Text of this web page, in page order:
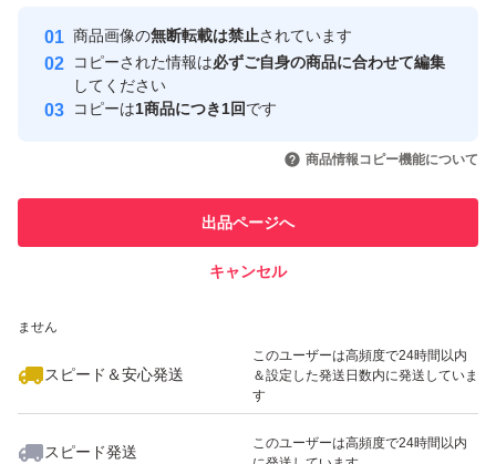
安心取引出品者
心・安全なユーザーです
取引実績
引を完了させた実績があります
での取引実績があります
ません
スピード＆安心発送
このユーザーは高頻度で24時間以内
＆設定した発送日数内に発送していま
す
スピード発送
このユーザーは高頻度で24時間以内
商品画像の無断転載は禁止されています
コピーされた情報は必ずご自身の商品に合わせて編集
してください
コピーは1商品につき1回です
商品情報コピー機能について
出品ページへ
キャンセル